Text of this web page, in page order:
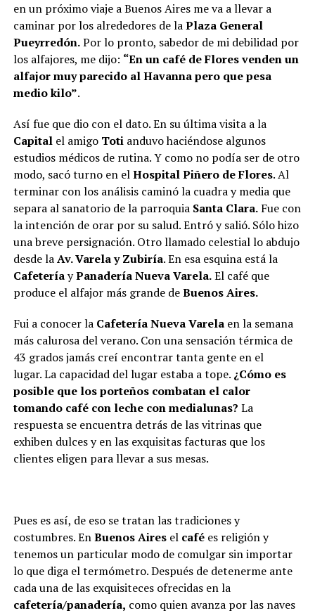
en un próximo viaje a Buenos Aires me va a llevar a
caminar por los alrededores de laPlaza General
Pueyrredón.Por lo pronto, sabedor de mi debilidad por
los alfajores, me dijo: “En un café de Flores venden un
alfajor muy parecido al Havanna pero que pesa
medio kilo”.
Así fue que dio con el dato. En su última visita a la
Capitalel amigo Totianduvo haciéndose algunos
estudios médicos de rutina. Y como no podía ser de otro
modo, sacó turno en elHospital Piñero de Flores. Al
terminar con los análisis caminó la cuadra y media que
separa al sanatorio de la parroquia Santa Clara.Fue con
la intención de orar por su salud. Entró y salió. Sólo hizo
una breve persignación. Otro llamado celestial lo abdujo
desde laAv. Varela y Zubiría. En esa esquina está la
CafeteríayPanadería Nueva Varela.El café que
produce el alfajor más grande deBuenos Aires.
Fui a conocer la Cafetería Nueva Varelaen la semana
más calurosa del verano. Con una sensación térmica de
43 grados jamás creí encontrar tanta gente en el
lugar. La capacidad del lugar estaba a tope. ¿Cómo es
posible que los porteños combatan el calor
tomando café con leche con medialunas? La
respuesta se encuentra detrás de las vitrinas que
exhiben dulces y en las exquisitas facturas que los
clientes eligen para llevar a sus mesas.
Pues es así, de eso se tratan las tradiciones y
costumbres. EnBuenos Airesel cafées religión y
tenemos un particular modo de comulgar sin importar
lo que diga el termómetro. Después de detenerme ante
cada una de las exquisiteces ofrecidas en la
cafetería/panadería, como quien avanza por las naves